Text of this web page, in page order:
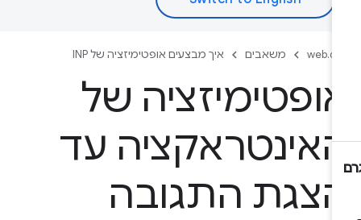
משאבים איך מבצעים אופטימיזציה של INP
של
עד
התגובה